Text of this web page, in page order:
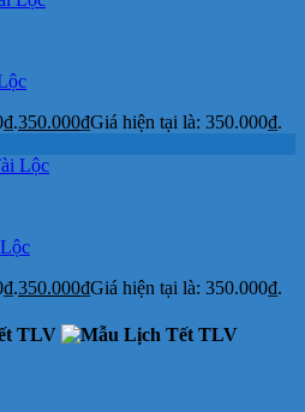
350.000₫Giá hiện tại là: 350.000₫.
350.000₫Giá hiện tại là: 350.000₫.